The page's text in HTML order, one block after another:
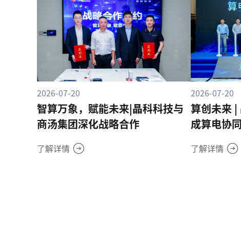
2026-07-20
智算万象，赋能未来|晶科科技与
商汤集团深化战略合作
了解详情
2026-07-20
算创未来 |
成算电协
了解详情